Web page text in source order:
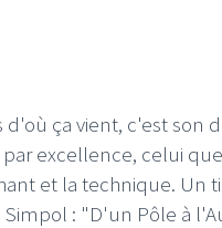
d'où ça vient, c'est son
excellence, celui
et la technique. Un
: "D'un Pôle à